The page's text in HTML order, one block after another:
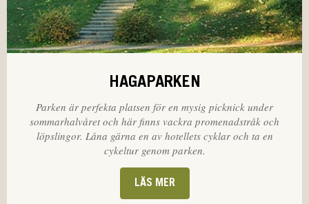
HAGAPARKEN
Parken är perfekta platsen för en mysig picknick under
sommarhalvåret och här finns vackra promenadstråk och
löpslingor. Låna gärna en av hotellets cyklar och ta en
cykeltur genom parken.
LÄS MER